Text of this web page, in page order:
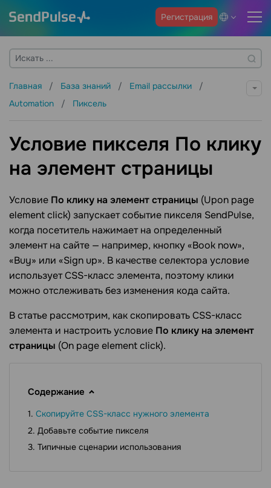
Регистрация
Главная База знаний
Email рассылки
Automation
Пиксель
Условие пикселя По клику
на элемент страницы
Условие По клику на элемент страницы (Upon page
element click) запускает событие пикселя SendPulse,
когда посетитель нажимает на определенный
элемент на сайте — например, кнопку «Book now»,
«Buy» или «Sign up». В качестве селектора условие
использует CSS-класс элемента, поэтому клики
можно отслеживать без изменения кода сайта.
В статье рассмотрим, как скопировать CSS-класс
элемента и настроить условие По клику на элемент
страницы (On page element click).
Содержание
Скопируйте CSS-класс нужного элемента
Добавьте событие пикселя
Типичные сценарии использования